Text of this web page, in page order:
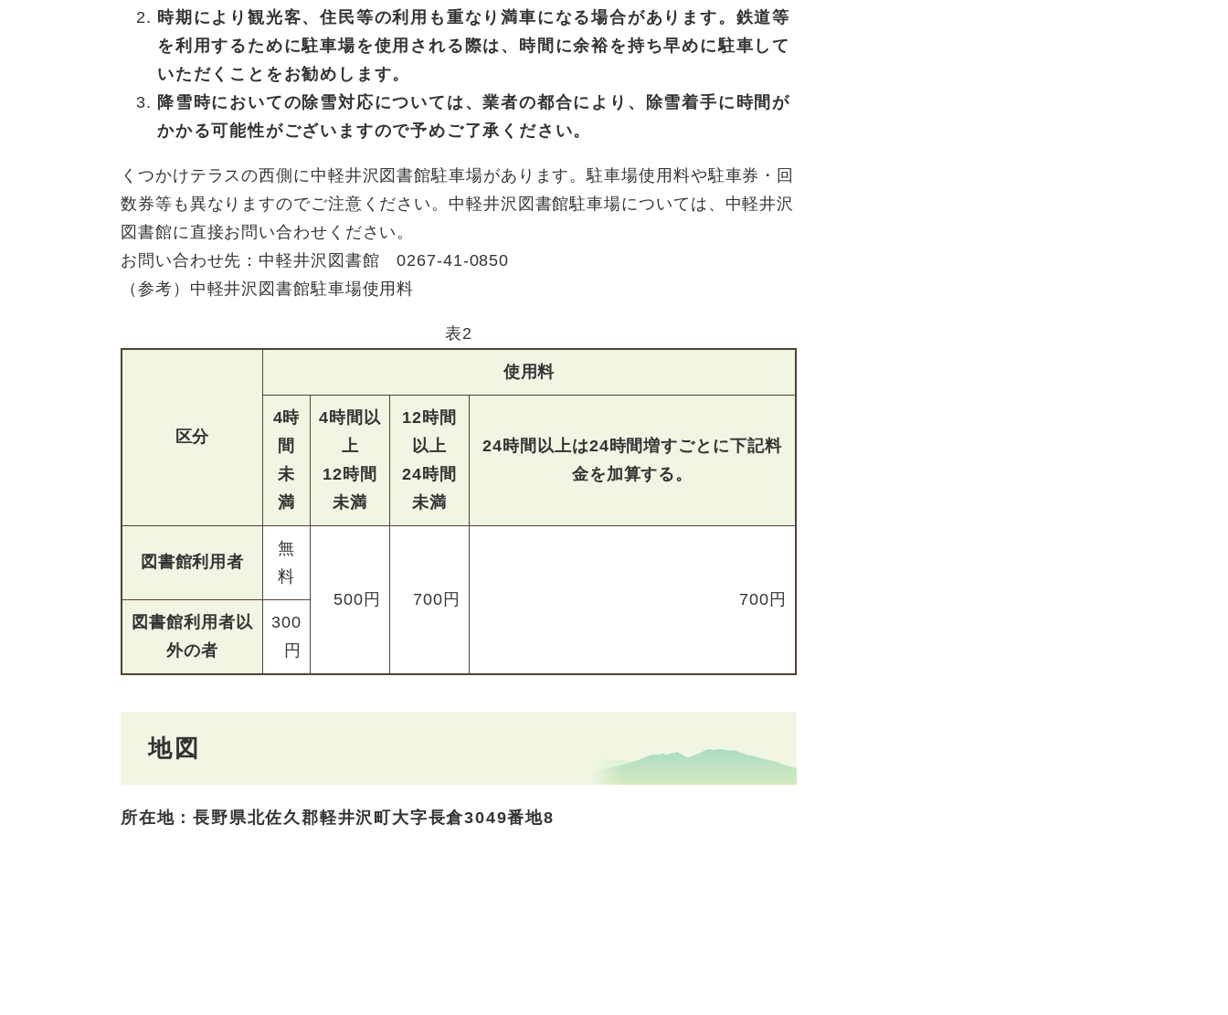
時期により観光客、住民等の利用も重なり満車になる場合があります。鉄道等
を利用するために駐車場を使用される際は、時間に余裕を持ち早めに駐車して
いただくことをお勧めします。
降雪時においての除雪対応については、業者の都合により、除雪着手に時間が
かかる可能性がございますので予めご了承ください。
くつかけテラスの西側に中軽井沢図書館駐車場があります。駐車場使用料や駐車券・回
数券等も異なりますのでご注意ください。中軽井沢図書館駐車場については、中軽井沢
図書館に直接お問い合わせください。
お問い合わせ先：中軽井沢図書館 0267-41-0850
（参考）中軽井沢図書館駐車場使用料
表2
区分
使用料
4時
間
未
満
4時間以
上
12時間
未満
12時間
以上
24時間
未満
24時間以上は24時間増すごとに下記料
金を加算する。
図書館利用者
無
料
500円
700円
700円
図書館利用者以
外の者
300
円
地図
所在地：長野県北佐久郡軽井沢町大字長倉3049番地8